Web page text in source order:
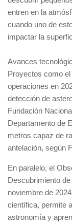
entren en la
cuando uno de
impactar la
Avances
Proyectos como
operaciones en
detección de
Fundación
Departamento de
metros capaz de
antelación, según
En paralelo, el
Descubrimiento
noviembre de
científica, permite
astronomía y